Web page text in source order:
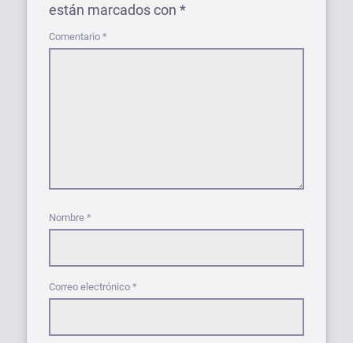
están marcados con *
Comentario *
Nombre *
Correo electrónico *